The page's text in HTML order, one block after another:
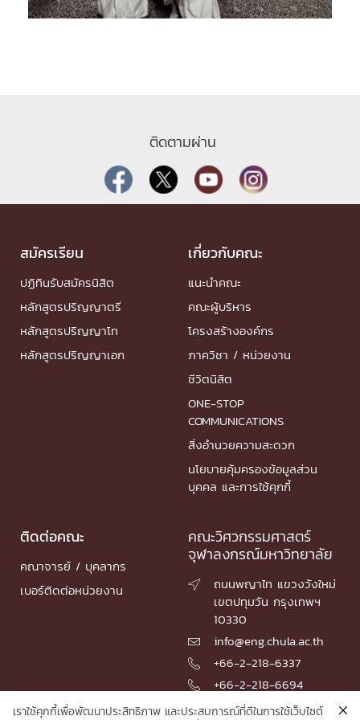
ติดตามผ่าน
สมัครเรียน
ปฏิทินรับสมัครนิสิต
หลักสูตรปริญญาตรี
หลักสูตรปริญญาโท
หลักสูตรปริญญาเอก
เกี่ยวกับคณะ
แนะนำคณะ
คณะผู้บริหาร
โครงสร้างองค์กร
ภาควิชา / หน่วยงาน
ชีวิตนิสิต
ONE-STOP
COMMUNICATIONS
สิ่งอำนวยความสะดวก
นโยบายคุ้มครองข้อมูลส่วน
บุคคล และการใช้คุกกี้
ติดต่อคณะ
คณาจารย์ / บุคลากร
เบอร์ติดต่อหน่วยงาน
คณะวิศวกรรมศาสตร์
จุฬาลงกรณ์มหาวิทยาลัย

ถนนพญาไท แขวงวังใหม่
เขตปทุมวัน กรุงเทพฯ
10330
 info@eng.chula.ac.th
 +66-2-218-6337
 +66-2-218-6694
เราใช้คุกกี้เพื่อพัฒนาประสิทธิภาพ และประสบการณ์ที่ดีในการใช้เว็บไซต์